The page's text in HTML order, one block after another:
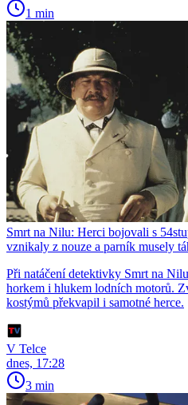
1 min
Smrt na Nilu: Herci bojovali s
vznikaly z nouze a parník musely
Při natáčení detektivky Smrt na
horkem i hlukem lodních motorů.
kostýmů překvapil i samotné herce.
V Telce
dnes, 17:28
3 min